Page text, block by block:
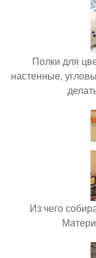
Полки для
настенные,
Из чего